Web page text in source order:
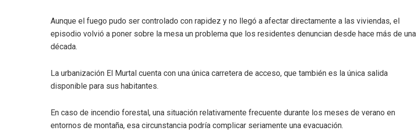
Aunque el fuego pudo ser controlado con rapidez y no llegó a afectar directamente a las viviendas, el
episodio volvió a poner sobre la mesa un problema que los residentes denuncian desde hace más de una
década.
La urbanización El Murtal cuenta con una única carretera de acceso, que también es la única salida
disponible para sus habitantes.
En caso de incendio forestal, una situación relativamente frecuente durante los meses de verano en
entornos de montaña, esa circunstancia podría complicar seriamente una evacuación.